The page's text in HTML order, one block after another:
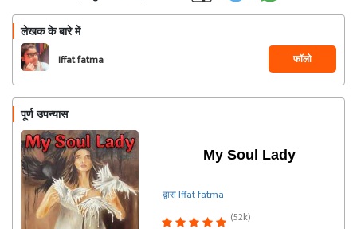
लेखक के बारे में
Iffat fatma फॉलो
पूर्ण उपन्यास
My Soul Lady
द्वारा Iffat fatma
(52k)